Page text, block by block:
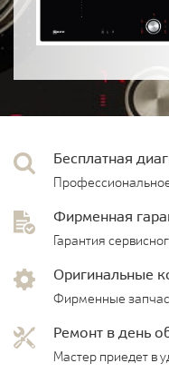
Бесплатная
Фирменная
Гарантия
Оригинальные
Фирменные
Ремонт в день
Мастер приедет в